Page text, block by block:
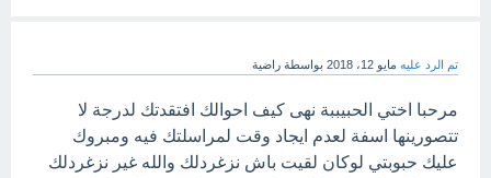
تم الرد عليه مايو 12، 2018 بواسطة راضية
مرحبا اختي الحبيببة نهى كيف احوالك افتقدتك لدرجة لا
تتصورينها اسفة لعدم ايجاد وقت لمراسلتك فيه ومبروك
عليك حبوبتي لوكان لقيت باش نزغردلك والله غير نزغردلك